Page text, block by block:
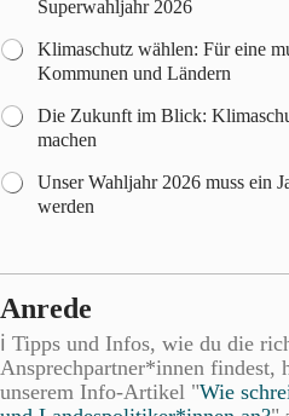
Superwahljahr 2026
Klimaschutz wählen: Für eine
Kommunen und Ländern
Die Zukunft im Blick:
machen
Unser Wahljahr 2026 muss ein
werden
Anrede
ℹ️ Tipps und Infos, wie du die
Ansprechpartner*innen findest,
unserem Info-Artikel "Wie